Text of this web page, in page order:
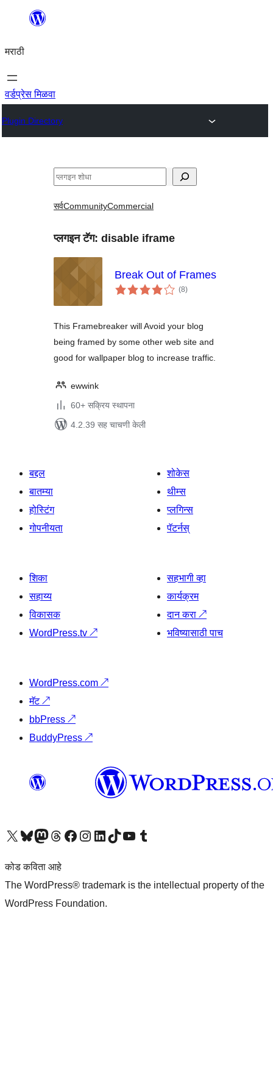
सामुग्रीवर
मराठी
वर्डप्रेस मिळवा
Plugin Directory
शोधा
सर्वCommunityCommercial
प्लगइन टॅग: disable iframe
Break Out of Frames
(8एकूण
मूल्यांकन
)
This Framebreaker will Avoid your blog
being framed by some other web site and
good for wallpaper blog to increase traffic.
ewwink
60+ सक्रिय स्थापना
4.2.39 सह चाचणी केली
बद्दल
बातम्या
होस्टिंग
गोपनीयता
शोकेस
थीम्स
प्लगिन्स
पॅटर्नस्
शिका
सहाय्य
विकासक
WordPress.tv ↗
सहभागी व्हा
कार्यक्रम
दान करा ↗
भविष्यासाठी पाच
WordPress.com ↗
मॅट↗
bbPress ↗
BuddyPress ↗
आमच्या X (एक्स) (पूर्वीचे ट्विटर) खात्याला भेट द्या आमच्या ब्लूस्की खात्याला भेट द्या.आमच्या Mastodon खात्याला भेट द्या.आमच्या थ्रेड्स खात्याला भेट द्या. आमच्या फेसबुक पेजला भेट द्या आमच्या इंस्टाग्राम खात्याला भेट द्या आमच्या लिंक्डइन खात्याला भेट द्या आमच्या टिकटॉक अकाउंटला भेट द्या.आमच्या यूट्यूब चॅनेलला भेट द्या आमच्या टंबलर खात्याला भेट द्या.
कोड कविता आहे
The WordPress® trademark is the intellectual property of the
WordPress Foundation.